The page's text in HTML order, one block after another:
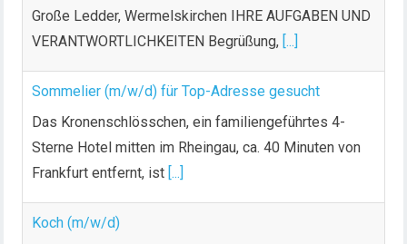
Große Ledder, Wermelskirchen IHRE AUFGABEN UND
VERANTWORTLICHKEITEN Begrüßung, [...]
Sommelier (m/w/d) für Top-Adresse gesucht
Das Kronenschlösschen, ein familiengeführtes 4-
Sterne Hotel mitten im Rheingau, ca. 40 Minuten von
Frankfurt entfernt, ist [...]
Koch (m/w/d)